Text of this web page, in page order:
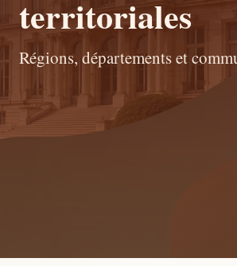
territoriales
Régions, départements et